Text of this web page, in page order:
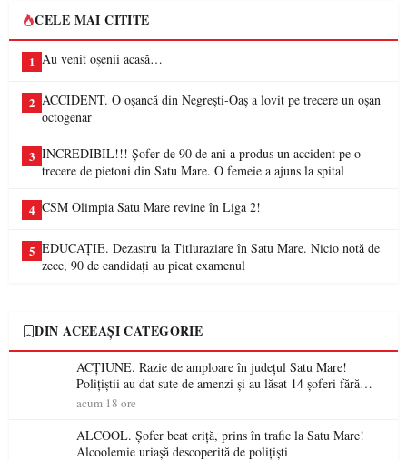
CELE MAI CITITE
1 Au venit oșenii acasă…
2 ACCIDENT. O oșancă din Negrești-Oaș a lovit pe trecere un oșan
octogenar
3 INCREDIBIL!!! Șofer de 90 de ani a produs un accident pe o
trecere de pietoni din Satu Mare. O femeie a ajuns la spital
4 CSM Olimpia Satu Mare revine în Liga 2!
5 EDUCAȚIE. Dezastru la Titluraziare în Satu Mare. Nicio notă de
zece, 90 de candidați au picat examenul
DIN ACEEAȘI CATEGORIE
ACȚIUNE. Razie de amploare în județul Satu Mare!
Polițiștii au dat sute de amenzi și au lăsat 14 șoferi fără
permis într-o singură zi
acum 18 ore
ALCOOL. Șofer beat criță, prins în trafic la Satu Mare!
Alcoolemie uriașă descoperită de polițiști